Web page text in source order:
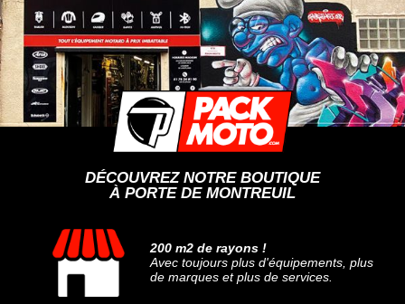
DÉCOUVREZ NOTRE BOUTIQUE
À PORTE DE MONTREUIL
200 m2 de rayons !
Avec toujours plus d'équipements, plus
de marques et plus de services.